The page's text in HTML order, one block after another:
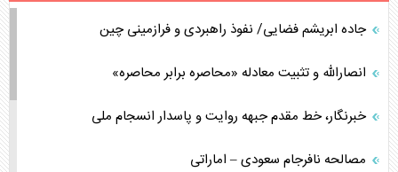
جاده ابریشم فضایی/ نفوذ راهبردی و فرازمینی چین
انصارالله و تثبیت معادله «محاصره برابر محاصره»
خبرنگار، خط مقدم جبهه روایت و پاسدار انسجام ملی
مصالحه نافرجام سعودی – اماراتی